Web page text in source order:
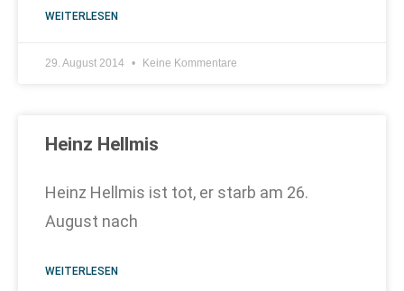
WEITERLESEN
29. August 2014 Keine Kommentare
Heinz Hellmis
Heinz Hellmis ist tot, er starb am 26.
August nach
WEITERLESEN